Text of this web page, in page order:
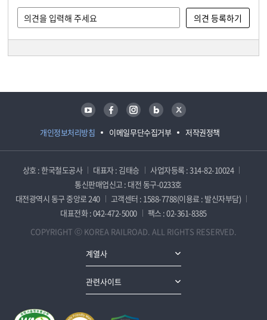
개인정보처리방침 이메일무단수집거부 저작권정책
유튜브 페이스북 인스타그램 블로그 트위터
상호 : 한국철도공사 대표자 : 김태승
사업자등록 : 314-82-10024
통신판매업신고 : 대전 동구-0233호
대전광역시 동구 중앙로 240
고객센터 : 1588-7788(이용료 : 발신자부담)
대표전화 : 042-472-5000
팩스 : 02-361-8385
COPYRIGHT ⓒ KOREA RAILROAD. ALL RIGHTS RESERVED.
계열사
관련사이트